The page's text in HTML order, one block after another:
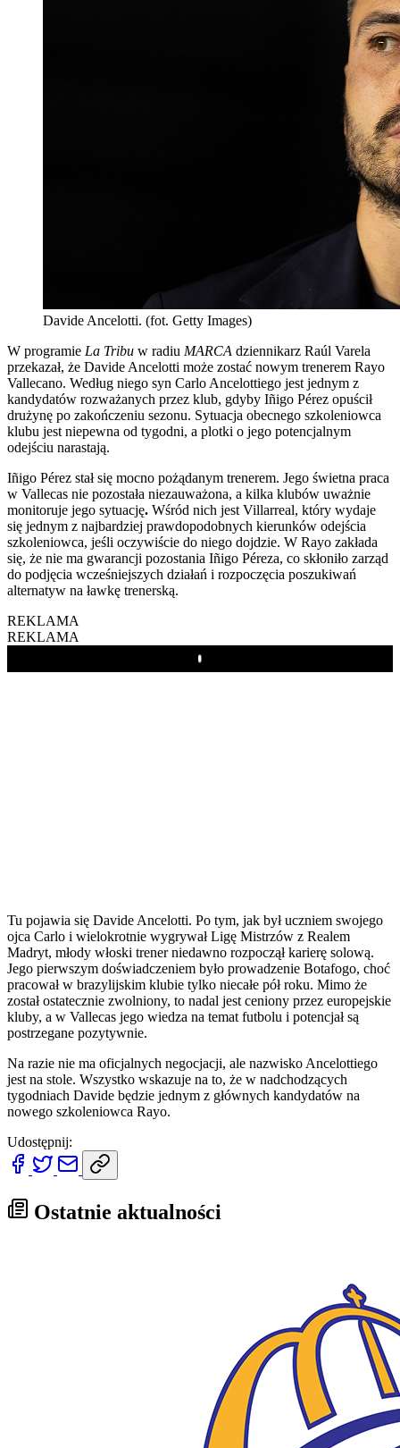
Davide Ancelotti. (fot. Getty Images)
W programie La Tribu w radiu MARCA dziennikarz Raúl Varela
przekazał, że Davide Ancelotti może zostać nowym trenerem Rayo
Vallecano. Według niego syn Carlo Ancelottiego jest jednym z
kandydatów rozważanych przez klub, gdyby Iñigo Pérez opuścił
drużynę po zakończeniu sezonu. Sytuacja obecnego szkoleniowca
klubu jest niepewna od tygodni, a plotki o jego potencjalnym
odejściu narastają.
Iñigo Pérez stał się mocno pożądanym trenerem. Jego świetna praca
w Vallecas nie pozostała niezauważona, a kilka klubów uważnie
monitoruje jego sytuację. Wśród nich jest Villarreal, który wydaje
się jednym z najbardziej prawdopodobnych kierunków odejścia
szkoleniowca, jeśli oczywiście do niego dojdzie. W Rayo zakłada
się, że nie ma gwarancji pozostania Iñigo Péreza, co skłoniło zarząd
do podjęcia wcześniejszych działań i rozpoczęcia poszukiwań
alternatyw na ławkę trenerską.
REKLAMA
REKLAMA
Play
Tu pojawia się Davide Ancelotti. Po tym, jak był uczniem swojego
ojca Carlo i wielokrotnie wygrywał Ligę Mistrzów z Realem
Madryt, młody włoski trener niedawno rozpoczął karierę solową.
Jego pierwszym doświadczeniem było prowadzenie Botafogo, choć
pracował w brazylijskim klubie tylko niecałe pół roku. Mimo że
został ostatecznie zwolniony, to nadal jest ceniony przez europejskie
kluby, a w Vallecas jego wiedza na temat futbolu i potencjał są
postrzegane pozytywnie.
Na razie nie ma oficjalnych negocjacji, ale nazwisko Ancelottiego
jest na stole. Wszystko wskazuje na to, że w nadchodzących
tygodniach Davide będzie jednym z głównych kandydatów na
nowego szkoleniowca Rayo.
Udostępnij:
Ostatnie aktualności